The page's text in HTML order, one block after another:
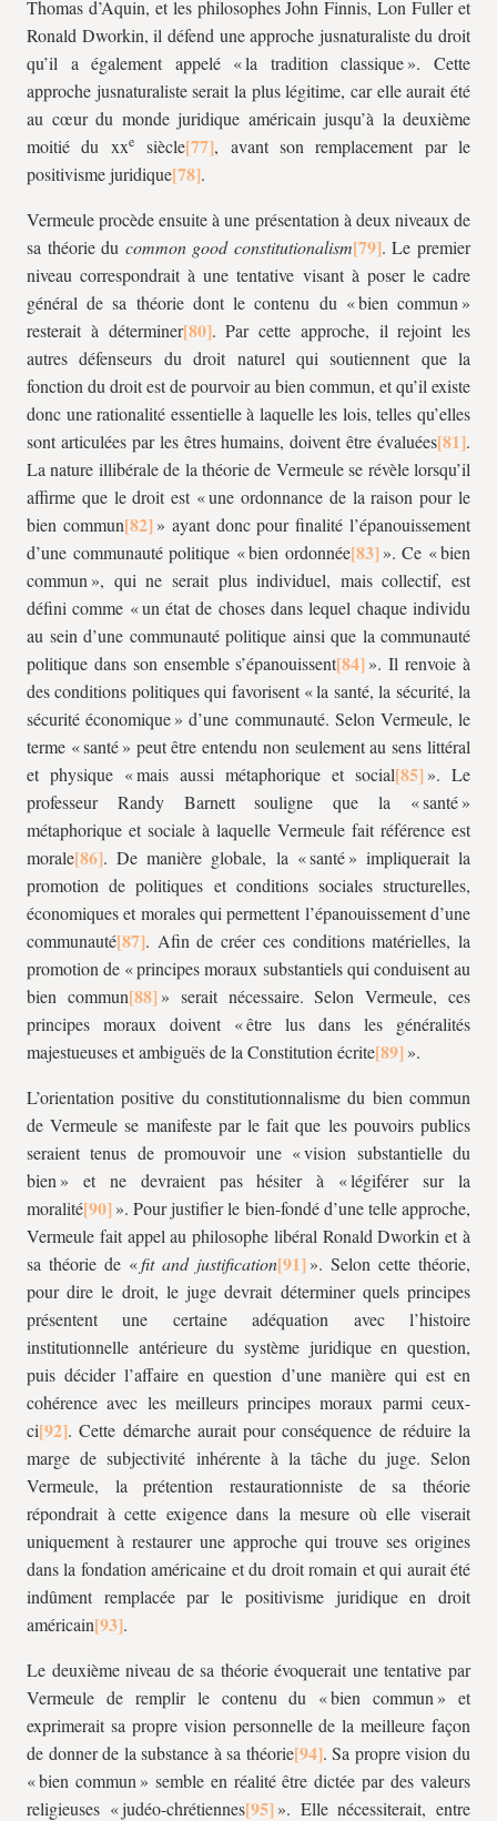
Thomas d’Aquin, et les philosophes John Finnis, Lon Fuller et
Ronald Dworkin, il défend une approche jusnaturaliste du droit
qu’il a également appelé « la tradition classique ». Cette
approche jusnaturaliste serait la plus légitime, car elle aurait été
au cœur du monde juridique américain jusqu’à la deuxième
moitié du xxesiècle
, avant son remplacement par le
positivisme juridique
.
Vermeule procède ensuite à une présentation à deux niveaux de
sa théorie du common good constitutionalism
. Le premier
niveau correspondrait à une tentative visant à poser le cadre
général de sa théorie dont le contenu du « bien commun »
resterait à déterminer
. Par cette approche, il rejoint les
autres défenseurs du droit naturel qui soutiennent que la
fonction du droit est de pourvoir au bien commun, et qu’il existe
donc une rationalité essentielle à laquelle les lois, telles qu’elles
sont articulées par les êtres humains, doivent être évaluées
.
La nature illibérale de la théorie de Vermeule se révèle lorsqu’il
affirme que le droit est « une ordonnance de la raison pour le
bien commun
» ayant donc pour finalité l’épanouissement
d’une communauté politique « bien ordonnée
». Ce « bien
commun », qui ne serait plus individuel, mais collectif, est
défini comme « un état de choses dans lequel chaque individu
au sein d’une communauté politique ainsi que la communauté
politique dans son ensemble s’épanouissent
». Il renvoie à
des conditions politiques qui favorisent « la santé, la sécurité, la
sécurité économique » d’une communauté. Selon Vermeule, le
terme « santé » peut être entendu non seulement au sens littéral
et physique « mais aussi métaphorique et social
». Le
professeur Randy Barnett souligne que la « santé »
métaphorique et sociale à laquelle Vermeule fait référence est
morale
. De manière globale, la « santé » impliquerait la
promotion de politiques et conditions sociales structurelles,
économiques et morales qui permettent l’épanouissement d’une
communauté
. Afin de créer ces conditions matérielles, la
promotion de « principes moraux substantiels qui conduisent au
bien commun
» serait nécessaire. Selon Vermeule, ces
principes moraux doivent « être lus dans les généralités
majestueuses et ambiguës de la Constitution écrite
».
L’orientation positive du constitutionnalisme du bien commun
de Vermeule se manifeste par le fait que les pouvoirs publics
seraient tenus de promouvoir une « vision substantielle du
bien » et ne devraient pas hésiter à « légiférer sur la
moralité
». Pour justifier le bien-fondé d’une telle approche,
Vermeule fait appel au philosophe libéral Ronald Dworkin et à
sa théorie de «fit and justification
». Selon cette théorie,
pour dire le droit, le juge devrait déterminer quels principes
présentent une certaine adéquation avec l’histoire
institutionnelle antérieure du système juridique en question,
puis décider l’affaire en question d’une manière qui est en
cohérence avec les meilleurs principes moraux parmi ceux-
ci
. Cette démarche aurait pour conséquence de réduire la
marge de subjectivité inhérente à la tâche du juge. Selon
Vermeule, la prétention restaurationniste de sa théorie
répondrait à cette exigence dans la mesure où elle viserait
uniquement à restaurer une approche qui trouve ses origines
dans la fondation américaine et du droit romain et qui aurait été
indûment remplacée par le positivisme juridique en droit
américain
.
Le deuxième niveau de sa théorie évoquerait une tentative par
Vermeule de remplir le contenu du « bien commun » et
exprimerait sa propre vision personnelle de la meilleure façon
de donner de la substance à sa théorie
. Sa propre vision du
« bien commun » semble en réalité être dictée par des valeurs
religieuses « judéo-chrétiennes
». Elle nécessiterait, entre